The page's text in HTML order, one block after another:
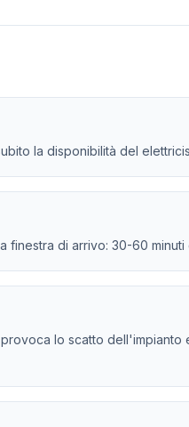
la disponibilità del
finestra di arrivo: 30-60
lo scatto